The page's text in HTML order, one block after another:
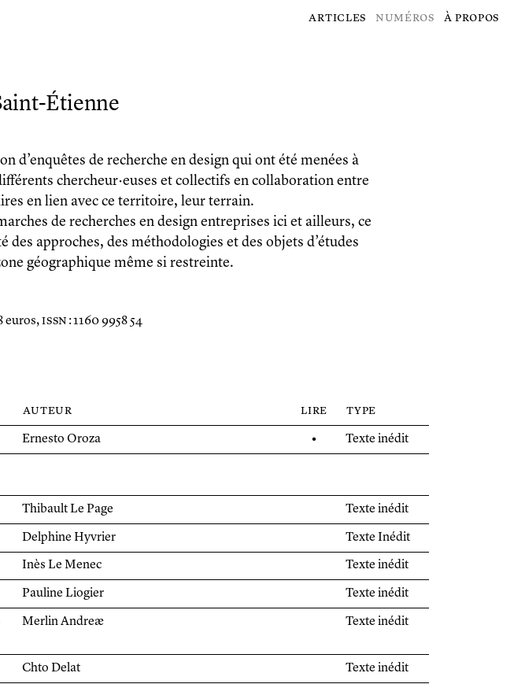
articles numéros à propos
Étienne
d’enquêtes de recherche en design qui ont été menées à
chercheur·euses et collectifs en collaboration entre
en lien avec ce territoire, leur terrain.
de recherches en design entreprises ici et ailleurs, ce
approches, des méthodologies et des objets d’études
géographique même si restreinte.
euros,issn : 1160 9958 54
auteur lire type
Ernesto Oroza • Texte inédit
Thibault Le Page Texte inédit
Delphine Hyvrier Texte Inédit
Inès Le Menec Texte inédit
Pauline Liogier Texte inédit
Merlin Andreæ Texte inédit
Chto Delat Texte inédit